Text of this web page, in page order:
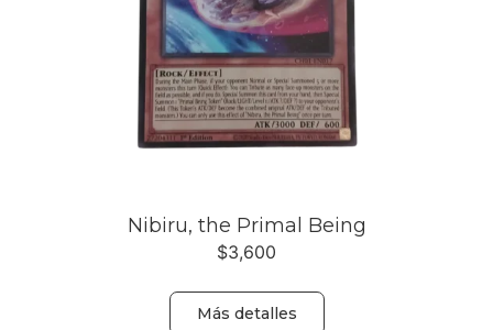
Nibiru, the Primal Being
$3,600
Más detalles